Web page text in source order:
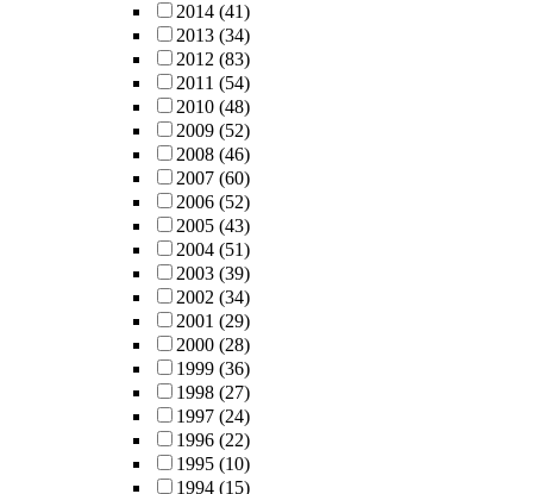
2014 (41)
2013 (34)
2012 (83)
2011 (54)
2010 (48)
2009 (52)
2008 (46)
2007 (60)
2006 (52)
2005 (43)
2004 (51)
2003 (39)
2002 (34)
2001 (29)
2000 (28)
1999 (36)
1998 (27)
1997 (24)
1996 (22)
1995 (10)
1994 (15)